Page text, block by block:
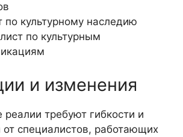
по культурному наследию
по культурным
и изменения
требуют гибкости и
от специалистов, работающих